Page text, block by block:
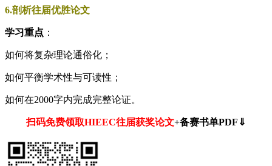
6.剖析往届优胜论文
学习重点 ：
如何将复杂理论通俗化；
如何平衡学术性与可读性；
如何在2000字内完成完整论证。
扫码免费领取HIEEC往届获奖论文+备赛书单PDF ⇓